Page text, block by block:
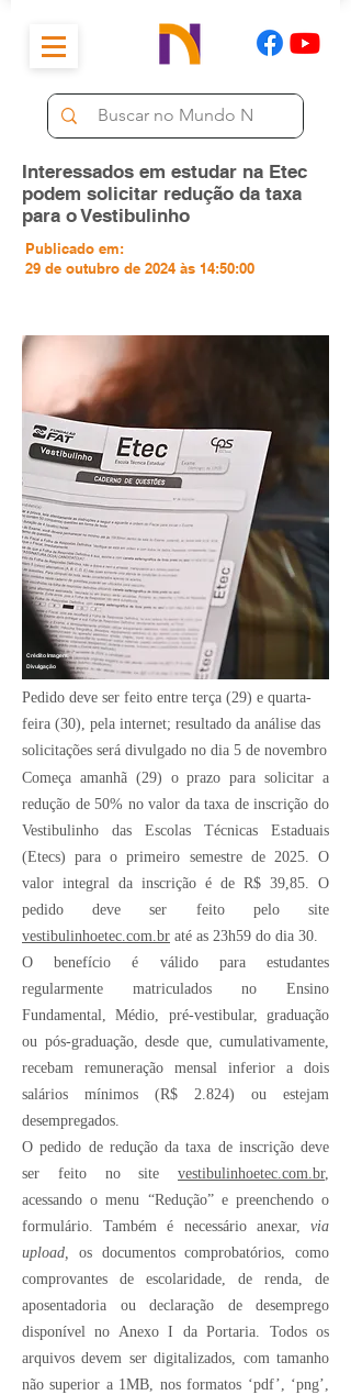
Interessados em estudar na Etec
podem solicitar redução da taxa
para o Vestibulinho
Publicado em:
29 de outubro de 2024 às 14:50:00
Divulgação
Crédito Imagem:
Pedido deve ser feito entre terça (29) e quarta-
feira (30), pela internet; resultado da análise das
solicitações será divulgado no dia 5 de novembro
Começa amanhã (29) o prazo para solicitar a
redução de 50% no valor da taxa de inscrição do
Vestibulinho das Escolas Técnicas Estaduais
(Etecs) para o primeiro semestre de 2025. O
valor integral da inscrição é de R$ 39,85. O
pedido deve ser feito pelo site
vestibulinhoetec.com.br até as 23h59 do dia 30.
O benefício é válido para estudantes
regularmente matriculados no Ensino
Fundamental, Médio, pré-vestibular, graduação
ou pós-graduação, desde que, cumulativamente,
recebam remuneração mensal inferior a dois
salários mínimos (R$ 2.824) ou estejam
desempregados.
O pedido de redução da taxa de inscrição deve
ser feito no site vestibulinhoetec.com.br,
acessando o menu “Redução” e preenchendo o
formulário. Também é necessário anexar, via
upload,
os documentos comprobatórios, como
comprovantes de escolaridade, de renda, de
aposentadoria ou declaração de desemprego
disponível no Anexo I da Portaria. Todos os
arquivos devem ser digitalizados, com tamanho
não superior a 1MB, nos formatos ‘pdf’, ‘png’,